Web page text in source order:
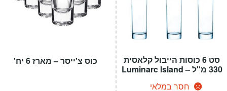
כוס צ'ייסר – מארז 6 יח'
סט 6 כוסות הייבול קלאסית
330 מ"ל – Luminarc Island
חסר במלאי